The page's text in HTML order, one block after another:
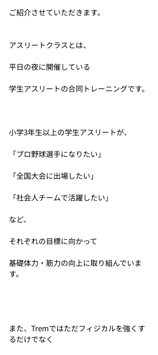
ご紹介させていただきます。
アスリートクラスとは、
平日の夜に開催している
学生アスリートの合同トレーニングです。
小学3年生以上の学生アスリートが、
「プロ野球選手になりたい」
「全国大会に出場したい」
「社会人チームで活躍したい」
など、
それぞれの目標に向かって
基礎体力・筋力の向上に取り組んでいま
す。
また、Tremではただフィジカルを強くす
るだけでなく